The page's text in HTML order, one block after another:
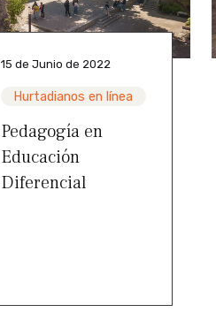
15 de Junio de 2022
Hurtadianos en línea
Pedagogía en
Educación
Diferencial